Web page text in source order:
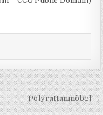
Polyrattanmöbel →